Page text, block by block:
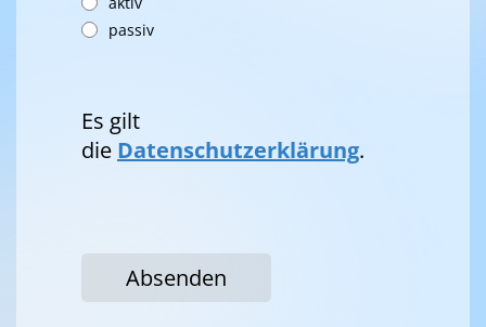
passiv
Es gilt
die Datenschutzerklärung.
Absenden